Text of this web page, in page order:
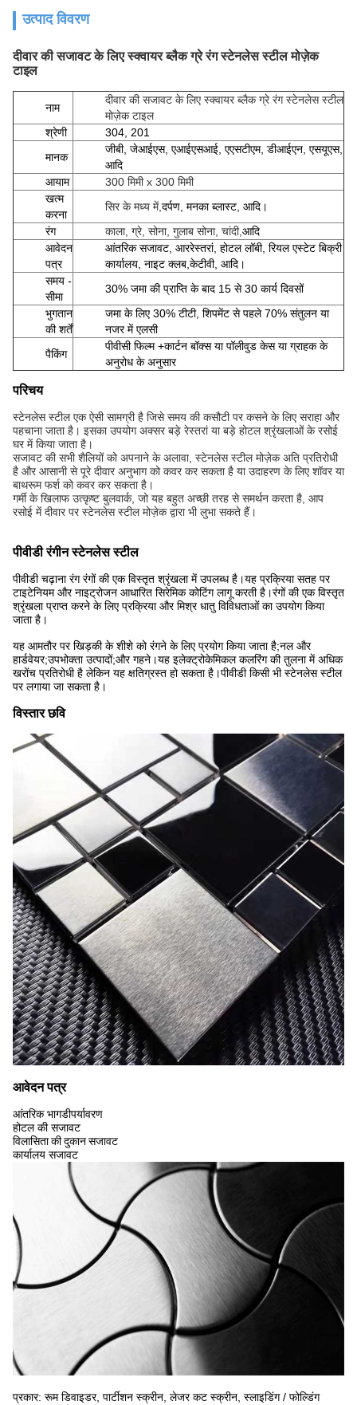
उत्पाद विवरण
दीवार की सजावट के लिए स्क्वायर ब्लैक ग्रे रंग स्टेनलेस स्टील मोज़ेक
टाइल
नाम
दीवार की सजावट के लिए स्क्वायर ब्लैक ग्रे रंग स्टेनलेस स्टील
मोज़ेक टाइल
श्रेणी
304, 201
मानक
जीबी, जेआईएस, एआईएसआई, एएसटीएम, डीआईएन, एसयूएस,
आदि
आयाम
300 मिमी x 300 मिमी
खत्म
करना
सिर के मध्य में,दर्पण, मनका ब्लास्ट, आदि।
रंग
काला, ग्रे, सोना, गुलाब सोना, चांदी,आदि
आवेदन
पत्र
आंतरिक सजावट, आररेस्तरां, होटल लॉबी, रियल एस्टेट बिक्री
कार्यालय, नाइट क्लब, केटीवी, आदि।
समय -
सीमा
30% जमा की प्राप्ति के बाद 15 से 30 कार्य दिवसों
भुगतान
की शर्तें
जमा के लिए 30% टीटी, शिपमेंट से पहले 70% संतुलन या
नजर में एलसी
पैकिंग
पीवीसी फिल्म +कार्टन बॉक्स या पॉलीवुड केस या ग्राहक के
अनुरोध के अनुसार
परिचय
स्टेनलेस स्टील एक ऐसी सामग्री है जिसे समय की कसौटी पर कसने के लिए सराहा और
पहचाना जाता है। इसका उपयोग अक्सर बड़े रेस्तरां या बड़े होटल श्रृंखलाओं के रसोई
घर में किया जाता है।
सजावट की सभी शैलियों को अपनाने के अलावा, स्टेनलेस स्टील मोज़ेक अति प्रतिरोधी
है और आसानी से पूरे दीवार अनुभाग को कवर कर सकता है या उदाहरण के लिए शॉवर या
बाथरूम फर्श को कवर कर सकता है।
गर्मी के खिलाफ उत्कृष्ट बुलवार्क, जो यह बहुत अच्छी तरह से समर्थन करता है, आप
रसोई में दीवार पर स्टेनलेस स्टील मोज़ेक द्वारा भी लुभा सकते हैं।
पीवीडी रंगीन स्टेनलेस स्टील
पीवीडी चढ़ाना रंग रंगों की एक विस्तृत श्रृंखला में उपलब्ध है।यह प्रक्रिया सतह पर
टाइटेनियम और नाइट्रोजन आधारित सिरेमिक कोटिंग लागू करती है।रंगों की एक विस्तृत
श्रृंखला प्राप्त करने के लिए प्रक्रिया और मिश्र धातु विविधताओं का उपयोग किया
जाता है।
यह आमतौर पर खिड़की के शीशे को रंगने के लिए प्रयोग किया जाता है;नल और
हार्डवेयर;उपभोक्ता उत्पादों;और गहने।यह इलेक्ट्रोकेमिकल कलरिंग की तुलना में अधिक
खरोंच प्रतिरोधी है लेकिन यह क्षतिग्रस्त हो सकता है।पीवीडी किसी भी स्टेनलेस स्टील
पर लगाया जा सकता है।
विस्तार छवि
आवेदन पत्र
आंतरिक भागडीपर्यावरण
होटल की सजावट
विलासिता की दुकान सजावट
कार्यालय सजावट
प्रकार: रूम डिवाइडर, पार्टीशन स्क्रीन, लेजर कट स्क्रीन, स्लाइडिंग / फोल्डिंग